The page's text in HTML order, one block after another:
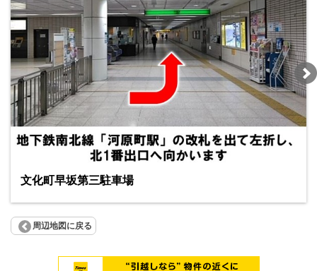
文化町早坂第三駐車場
周辺地図に戻る